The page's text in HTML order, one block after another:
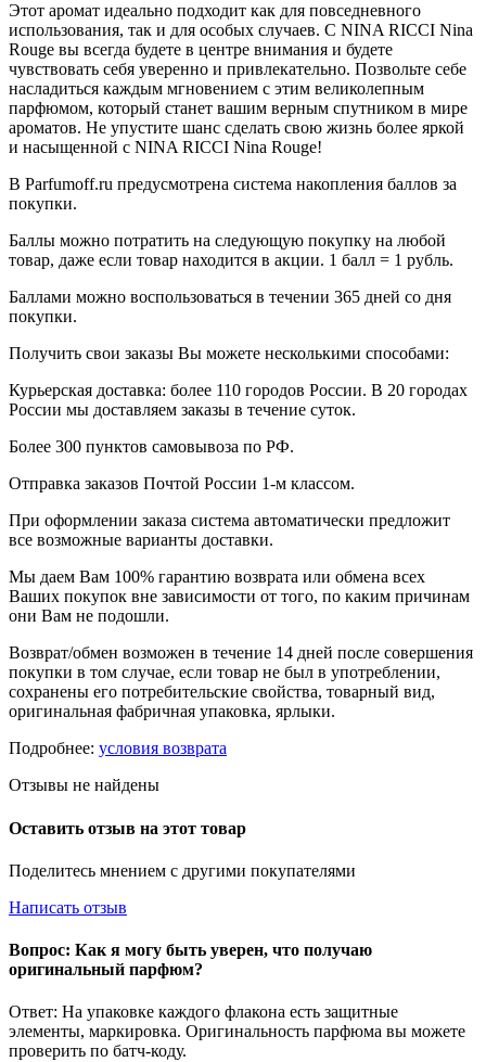
Этот аромат идеально подходит как для повседневного
использования, так и для особых случаев. С NINA RICCI Nina
Rouge вы всегда будете в центре внимания и будете
чувствовать себя уверенно и привлекательно. Позвольте себе
насладиться каждым мгновением с этим великолепным
парфюмом, который станет вашим верным спутником в мире
ароматов. Не упустите шанс сделать свою жизнь более яркой
и насыщенной с NINA RICCI Nina Rouge!
В Parfumoff.ru предусмотрена система накопления баллов за
покупки.
Баллы можно потратить на следующую покупку на любой
товар, даже если товар находится в акции. 1 балл = 1 рубль.
Баллами можно воспользоваться в течении 365 дней со дня
покупки.
Получить свои заказы Вы можете несколькими способами:
Курьерская доставка: более 110 городов России. В 20 городах
России мы доставляем заказы в течение суток.
Более 300 пунктов самовывоза по РФ.
Отправка заказов Почтой России 1-м классом.
При оформлении заказа система автоматически предложит
все возможные варианты доставки.
Мы даем Вам 100% гарантию возврата или обмена всех
Ваших покупок вне зависимости от того, по каким причинам
они Вам не подошли.
Возврат/обмен возможен в течение 14 дней после совершения
покупки в том случае, если товар не был в употреблении,
сохранены его потребительские свойства, товарный вид,
оригинальная фабричная упаковка, ярлыки.
Подробнее: условия возврата
Отзывы не найдены
Оставить отзыв на этот товар
Поделитесь мнением с другими покупателями
Написать отзыв
Вопрос: Как я могу быть уверен, что получаю
оригинальный парфюм?
Ответ: На упаковке каждого флакона есть защитные
элементы, маркировка. Оригинальность парфюма вы можете
проверить по батч-коду.